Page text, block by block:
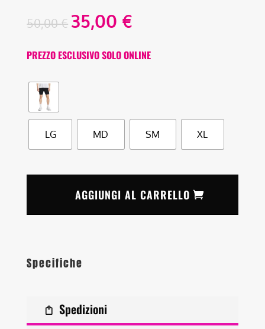
50,00€ 35,00 €
PREZZO ESCLUSIVO SOLO ONLINE
LG MD SM XL
AGGIUNGI AL CARRELLO
Specifiche
Spedizioni